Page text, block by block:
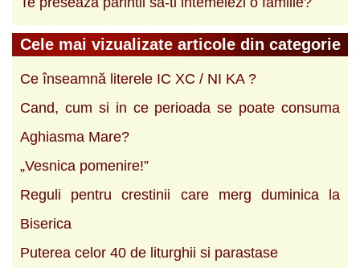
Cele mai vizualizate articole din categorie
Ce înseamnă literele IC XC / NI KA ?
Cand, cum si in ce perioada se poate consuma
Aghiasma Mare?
„Vesnica pomenire!”
Reguli pentru crestinii care merg duminica la
Biserica
Puterea celor 40 de liturghii si parastase